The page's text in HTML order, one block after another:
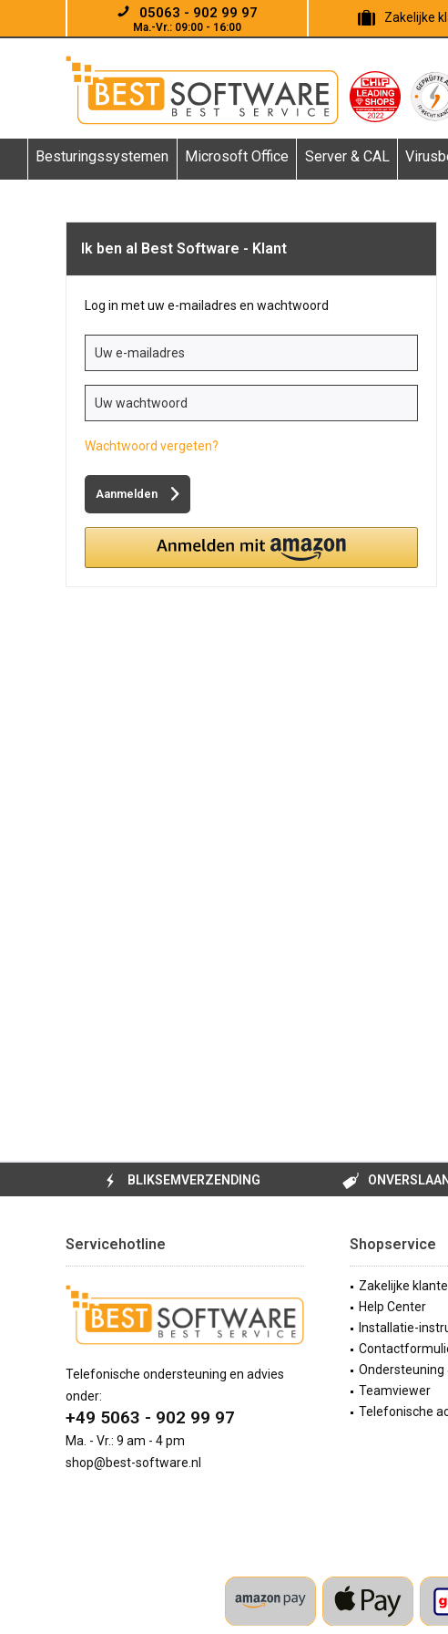
05063 - 902 99 97
Ma.-Vr.: 09:00 - 16:00
Zakelijke
Besturingssystemen Microsoft Office Server & CAL
Ik ben al Best Software - Klant
Log in met uw e-mailadres en wachtwoord
Wachtwoord vergeten?
Aanmelden
BLIKSEMVERZENDING
Servicehotline
Telefonische ondersteuning en advies
onder:
+49 5063 - 902 99 97
Ma. - Vr.: 9 am - 4 pm
shop@best-software.nl
Shopservice
Zakelijke
Help Center
Installatie-
Ondersteuning
Teamviewer
Telefonische